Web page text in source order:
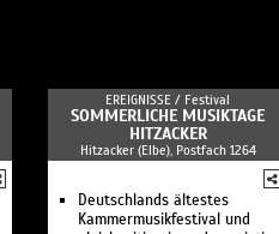
EREIGNISSE / Festival
SOMMERLICHE MUSIKTAGE
HITZACKER
Hitzacker (Elbe), Postfach 1264
Deutschlands ältestes
Kammermusikfestival und